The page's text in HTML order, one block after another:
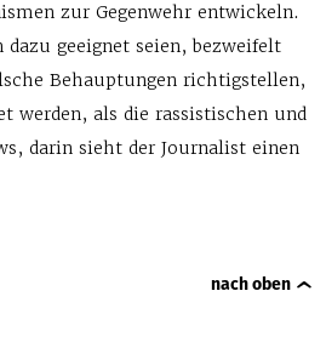
zur Gegenwehr entwickeln.
dazu geeignet seien, bezweifelt
Behauptungen richtigstellen,
werden, als die rassistischen und
darin sieht der Journalist einen
nach oben